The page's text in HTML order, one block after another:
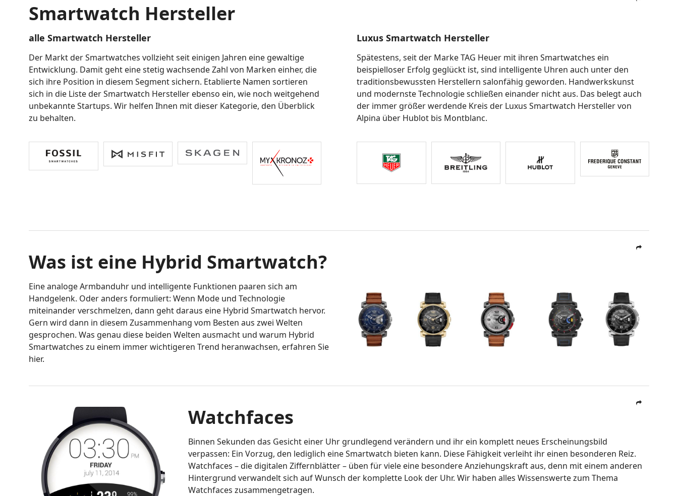
Smartwatch Hersteller
alle Smartwatch Hersteller
Der Markt der Smartwatches vollzieht seit einigen Jahren eine gewaltige
Entwicklung. Damit geht eine stetig wachsende Zahl von Marken einher, die
sich ihre Position in diesem Segment sichern. Etablierte Namen sortieren
sich in die Liste der Smartwatch Hersteller ebenso ein, wie noch weitgehend
unbekannte Startups. Wir helfen Ihnen mit dieser Kategorie, den Überblick
zu behalten.
Luxus Smartwatch Hersteller
Spätestens, seit der Marke TAG Heuer mit ihren Smartwatches ein
beispielloser Erfolg geglückt ist, sind intelligente Uhren auch unter den
traditionsbewussten Herstellern salonfähig geworden. Handwerkskunst
und modernste Technologie schließen einander nicht aus. Das belegt auch
der immer größer werdende Kreis der Luxus Smartwatch Hersteller von
Alpina über Hublot bis Montblanc.
Was ist eine Hybrid Smartwatch?
Eine analoge Armbanduhr und intelligente Funktionen paaren sich am
Handgelenk. Oder anders formuliert: Wenn Mode und Technologie
miteinander verschmelzen, dann geht daraus eine Hybrid Smartwatch hervor.
Gern wird dann in diesem Zusammenhang vom Besten aus zwei Welten
gesprochen. Was genau diese beiden Welten ausmacht und warum Hybrid
Smartwatches zu einem immer wichtigeren Trend heranwachsen, erfahren Sie
hier.
Watchfaces
Binnen Sekunden das Gesicht einer Uhr grundlegend verändern und ihr ein komplett neues Erscheinungsbild
verpassen: Ein Vorzug, den lediglich eine Smartwatch bieten kann. Diese Fähigkeit verleiht ihr einen besonderen Reiz.
Watchfaces – die digitalen Ziffernblätter – üben für viele eine besondere Anziehungskraft aus, denn mit einem anderen
Hintergrund verwandelt sich auf Wunsch der komplette Look der Uhr. Wir haben alles Wissenswerte zum Thema
Watchfaces zusammengetragen.